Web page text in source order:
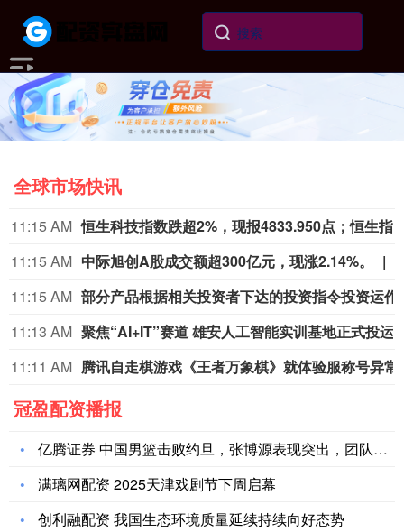
全球市场快讯
11:15 AM
11:15 AM 中际旭创A股成交额超300亿元，现涨2.14%。
11:15 AM
11:13 AM 聚焦“AI+IT”赛道 雄安人工智能实训基地正式投运
11:11 AM
冠盈配资播报
亿腾证券 中国男篮击败约旦，张博源表现突出，团队配合依然不足
满璃网配资 2025天津戏剧节下周启幕
创利融配资 我国生态环境质量延续持续向好态势